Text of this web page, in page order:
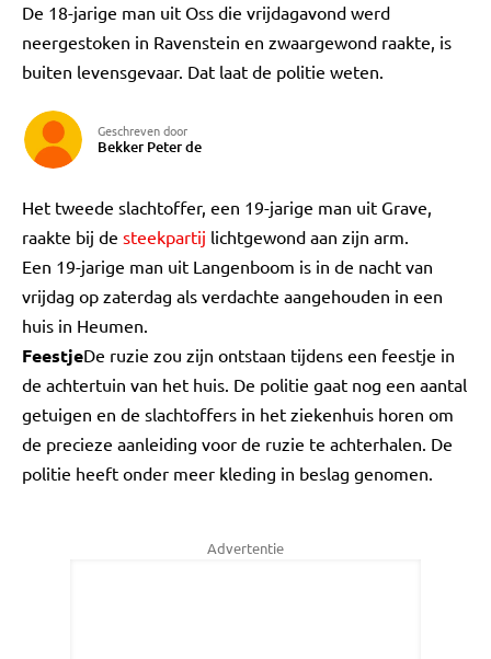
De 18-jarige man uit Oss die vrijdagavond werd
neergestoken in Ravenstein en zwaargewond raakte, is
buiten levensgevaar. Dat laat de politie weten.
Geschreven door
Bekker Peter de
Het tweede slachtoffer, een 19-jarige man uit Grave,
raakte bij de steekpartij lichtgewond aan zijn arm.
Een 19-jarige man uit Langenboom is in de nacht van
vrijdag op zaterdag als verdachte aangehouden in een
huis in Heumen.
FeestjeDe ruzie zou zijn ontstaan tijdens een feestje in
de achtertuin van het huis. De politie gaat nog een aantal
getuigen en de slachtoffers in het ziekenhuis horen om
de precieze aanleiding voor de ruzie te achterhalen. De
politie heeft onder meer kleding in beslag genomen.
Advertentie